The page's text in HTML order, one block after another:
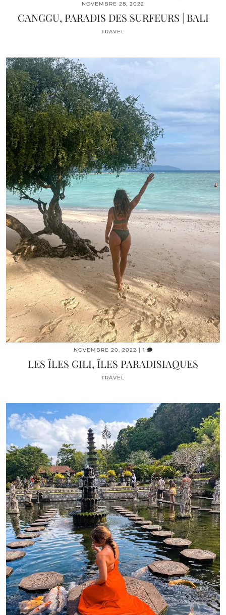
NOVEMBRE 28, 2022
CANGGU, PARADIS DES SURFEURS | BALI
TRAVEL
NOVEMBRE 20, 2022 | 1
LES ÎLES GILI, ÎLES PARADISIAQUES
TRAVEL